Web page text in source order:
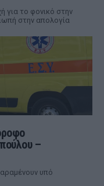
για το φονικό στην
στην απολογία
–
υπό